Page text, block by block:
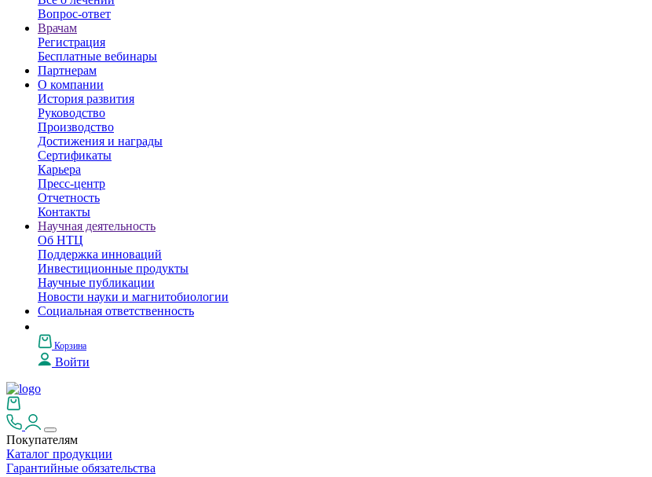
Вопрос-ответ
Врачам
Регистрация
Бесплатные вебинары
Партнерам
О компании
История развития
Руководство
Производство
Достижения и награды
Сертификаты
Карьера
Пресс-центр
Отчетность
Контакты
Научная деятельность
Об НТЦ
Поддержка инноваций
Инвестиционные продукты
Научные публикации
Новости науки и магнитобиологии
Социальная ответственность
Корзина
Войти
Покупателям
Каталог продукции
Гарантийные обязательства